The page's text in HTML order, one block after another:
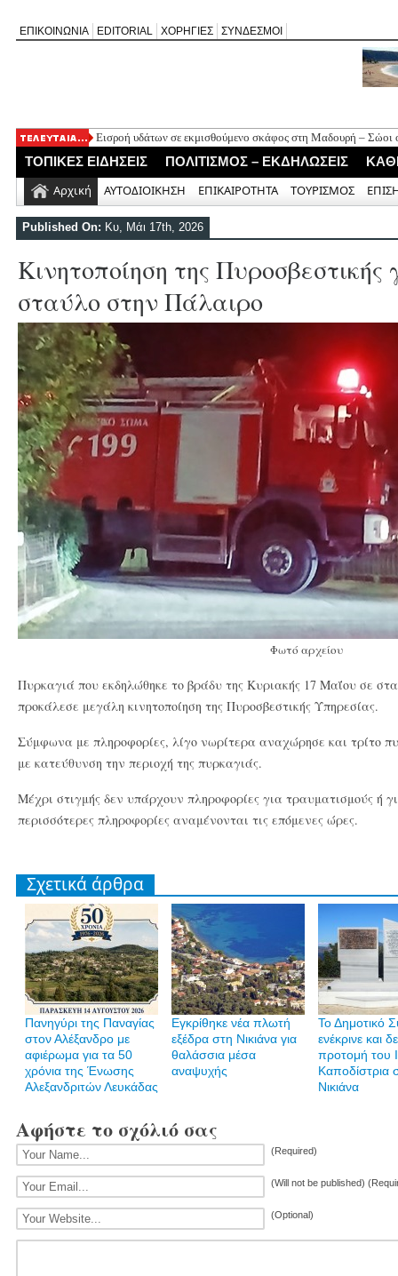
ΕΠΙΚΟΙΝΩΝΙΑ EDITORIAL ΧΟΡΗΓΙΕΣ ΣΥΝΔΕΣΜΟΙ
Εισροή υδάτων σε εκμισθούμενο σκάφος στη Μαδουρή – Σώοι
ΣΧΟΛΙΟ ΣΤΟ ΔΗΜΟΣΙΕΥΜΑ: «Η Φαρμακολύτρια» του
Καλλιγωνίου (της Χριστίνας Μιχαλά)
Άγιος Νικήτας: Απορρίφθηκε αίτημα για φιλανθρωπική δράση
Νέο Τουριστικό Χωροταξικό: Τι αλλάζει σε Λευκάδα και
και τουριστική ανάπτυξη
ΤΟΠΙΚΕΣ ΕΙΔΗΣΕΙΣ ΠΟΛΙΤΙΣΜΟΣ – ΕΚΔΗΛΩΣΕΙΣ
Αρχική ΑΥΤΟΔΙΟΙΚΗΣΗ ΕΠΙΚΑΙΡΟΤΗΤΑ ΤΟΥΡΙΣΜΟΣ
Published On: Κυ, Μάι 17th, 2026
Κινητοποίηση της
σταύλο στην Πάλαιρο
Φωτό αρχείου
Πυρκαγιά που εκδηλώθηκε το βράδυ της Κυριακής 17 Μαΐου σε
προκάλεσε μεγάλη κινητοποίηση της Πυροσβεστικής Υπηρεσίας.
Σύμφωνα με πληροφορίες, λίγο νωρίτερα αναχώρησε και τρίτο
με κατεύθυνση την περιοχή της πυρκαγιάς.
Μέχρι στιγμής δεν υπάρχουν πληροφορίες για τραυματισμούς ή
περισσότερες πληροφορίες αναμένονται τις επόμενες ώρες.
Σχετικά άρθρα
Πανηγύρι της Παναγίας
στον Αλέξανδρο με
αφιέρωμα για τα 50
χρόνια της Ένωσης
Αλεξανδριτών Λευκάδας
Εγκρίθηκε νέα πλωτή
εξέδρα στη Νικιάνα για
θαλάσσια μέσα
αναψυχής
Το Δημοτικό
ενέκρινε και
προτομή του
Καποδίστρια
Νικιάνα
Αφήστε το σχόλιό σας
(Required)
(Will not be published)
(Optional)